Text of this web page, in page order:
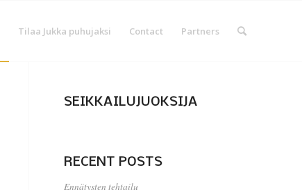
Tilaa Jukka puhujaksi Contact Partners
SEIKKAILUJUOKSIJA
RECENT POSTS
Ennätysten tehtailu